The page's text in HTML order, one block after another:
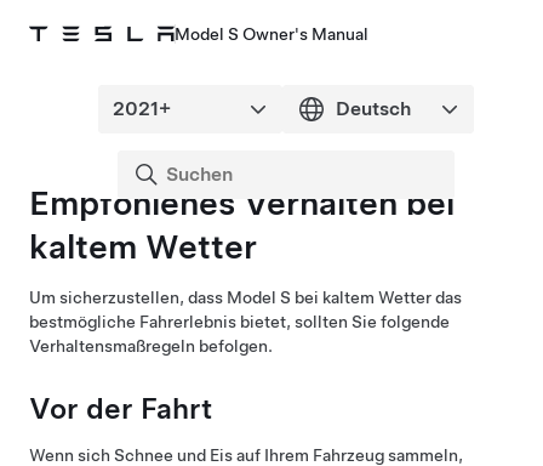
Model S Owner's Manual
Empfohlenes Verhalten bei
kaltem Wetter
Um sicherzustellen, dass Model S bei kaltem Wetter das
bestmögliche Fahrerlebnis bietet, sollten Sie folgende
Verhaltensmaßregeln befolgen.
Vor der Fahrt
Wenn sich Schnee und Eis auf Ihrem Fahrzeug sammeln,